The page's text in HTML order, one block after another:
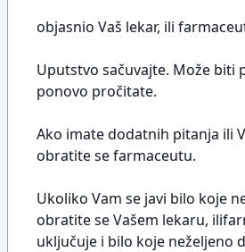
objasnio Vaš lekar, ili
Uputstvo sačuvajte. Može biti
ponovo pročitate.
Ako imate dodatnih pitanja ili
obratite se farmaceutu.
Ukoliko Vam se javi bilo koje
obratite se Vašem lekaru,
uključuje i bilo koje neželjeno